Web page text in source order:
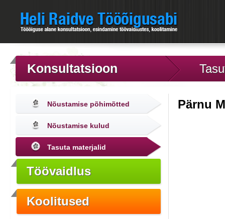
Konsultatsioon
Pärnu
Nõustamise põhimõtted
Nõustamise kulud
Tasuta materjalid
Töövaidlus
Koolitused